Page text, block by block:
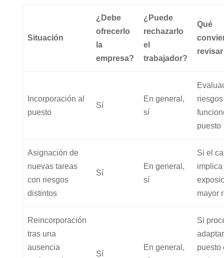
Situación
¿Debe
ofrecerlo
la
empresa?
¿Puede
rechazarlo
el
trabajador?
Qué
revisar
Incorporación al
puesto
Sí
En general,
sí
puesto
Asignación de
nuevas tareas
con riesgos
distintos
Sí
En general,
sí
Si el
mayor
Reincorporación
tras una
ausencia
Sí
En general,
Si
puesto